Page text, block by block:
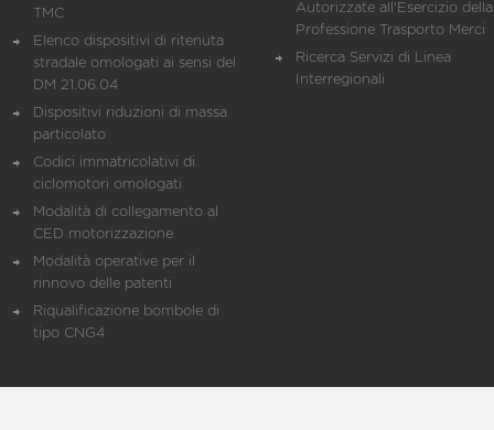
TMC
Elenco dispositivi di ritenuta
stradale omologati ai sensi del
DM 21.06.04
Dispositivi riduzioni di massa
particolato
Codici immatricolativi di
ciclomotori omologati
Modalità di collegamento al
CED motorizzazione
Modalità operative per il
rinnovo delle patenti
Riqualificazione bombole di
tipo CNG4
Autorizzate all'Esercizio della
Professione Trasporto Merci
Ricerca Servizi di Linea
Interregionali